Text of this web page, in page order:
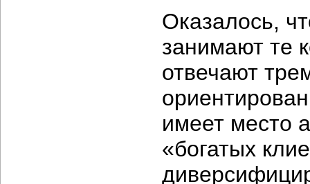
Оказалось,
занимают те
отвечают
имеет место
«богатых